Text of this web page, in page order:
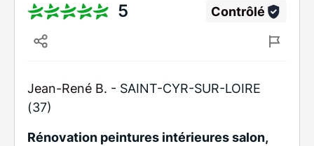
5 Contrôlé
Jean-René B. - SAINT-CYR-SUR-LOIRE
(37)
Rénovation peintures intérieures salon,